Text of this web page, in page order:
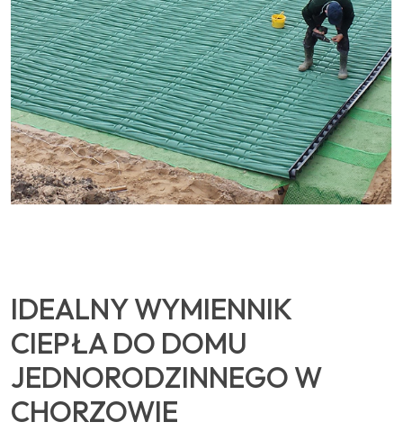
IDEALNY WYMIENNIK
CIEPŁA DO DOMU
JEDNORODZINNEGO W
CHORZOWIE